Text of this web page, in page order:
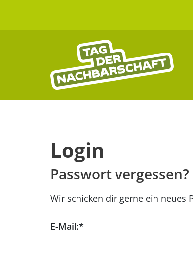
Login
Passwort vergessen?
Wir schicken dir gerne ein neues
E-Mail:*